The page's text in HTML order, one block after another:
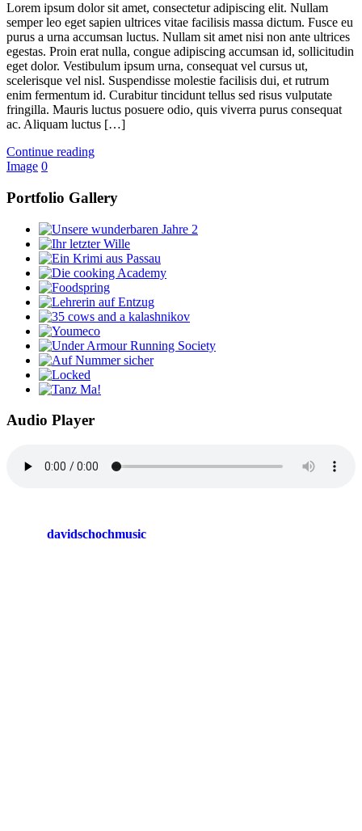
Lorem ipsum dolor sit amet, consectetur adipiscing elit. Nullam
semper leo eget sapien ultrices vitae facilisis massa dictum. Fusce eu
purus a urna accumsan luctus. Nullam sit amet nisi non ante ultrices
egestas. Proin erat nulla, congue adipiscing accumsan id, sollicitudin
eget dolor. Vestibulum ipsum urna, consequat vel cursus ut,
scelerisque vel nisl. Suspendisse molestie facilisis dui, et rutrum
enim fermentum id. Curabitur tincidunt tellus sed risus vulputate
fringilla. Mauris luctus posuere odio, quis viverra purus consequat
ac. Aliquam luctus […]
Continue reading
Image 0
Portfolio Gallery
Audio Player
davidschochmusic